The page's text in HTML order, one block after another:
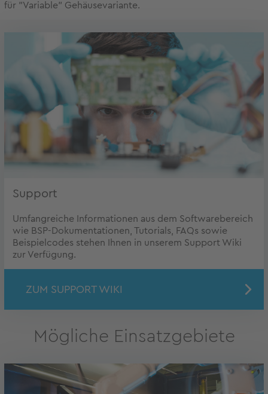
für "Variable" Gehäusevariante.
Support
Umfangreiche Informationen aus dem Softwarebereich
wie BSP-Dokumentationen, Tutorials, FAQs sowie
Beispielcodes stehen Ihnen in unserem Support Wiki
zur Verfügung.
ZUM SUPPORT WIKI
Mögliche Einsatzgebiete